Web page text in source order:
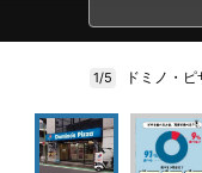
1/5 ドミノ・